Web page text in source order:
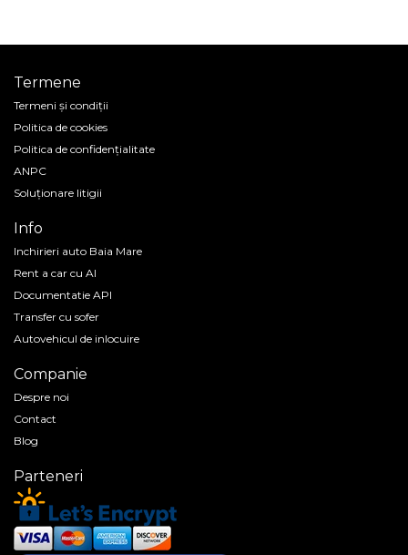
Termene
Termeni și condiții
Politica de cookies
Politica de confidenţialitate
ANPC
Soluționare litigii
Info
Inchirieri auto Baia Mare
Rent a car cu AI
Documentatie API
Transfer cu sofer
Autovehicul de inlocuire
Companie
Despre noi
Contact
Blog
Parteneri